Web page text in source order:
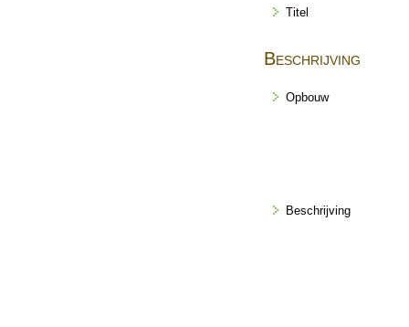
Titel
Beschrijving
Opbouw
Beschrijving